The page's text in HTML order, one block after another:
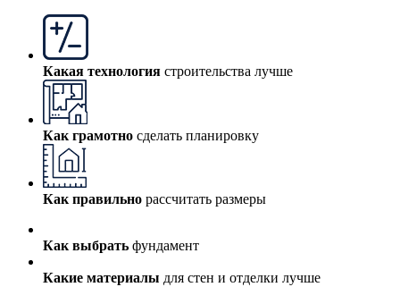
Какая технология строительства лучше
Как грамотно сделать планировку
Как правильно рассчитать размеры
Как выбрать фундамент
Какие материалы для стен и отделки лучше